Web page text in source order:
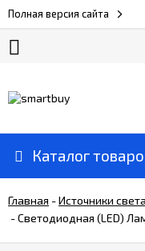
Полная версия сайта
Каталог
Главная -Источники света
-Светодиодная (LED)